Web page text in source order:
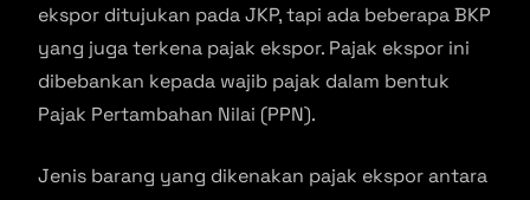
ekspor ditujukan pada JKP, tapi ada beberapa BKP
yang juga terkena pajak ekspor. Pajak ekspor ini
dibebankan kepada wajib pajak dalam bentuk
Pajak Pertambahan Nilai (PPN).
Jenis barang yang dikenakan pajak ekspor antara